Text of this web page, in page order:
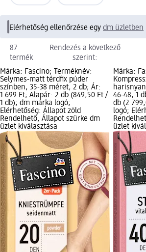
Elérhetőség ellenőrzése egy dm üzletben
87
termék
Rendezés a következő
szerint:
Márka: Fascino; Terméknév:
Selymes-matt térdfix púder
színben, 35-38 méret, 2 db; Ár:
1 699 Ft; Alapár: 2 db (849,50 Ft /
1 db); dm márka logó;
Elérhetőség: Állapot zöld
Rendelhető, Állapot szürke dm
üzlet kiválasztása
Márka:
46-48, 1
db (2
logó;
üzlet